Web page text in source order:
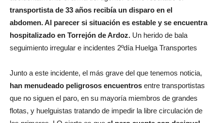
transportista de 33 años recibía un disparo en el
abdomen. Al parecer si situación es estable y se encuentra
hospitalizado en Torrejón de Ardoz. Un herido de bala
seguimiento irregular e incidentes 2ºdía Huelga Transportes
Junto a este incidente, el más grave del que tenemos noticia,
han menudeado peligrosos encuentros entre transportistas
que no siguen el paro, en su mayoría miembros de grandes
flotas, y huelguistas tratando de impedir la libre circulación de